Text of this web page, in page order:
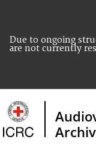
Due to ongoing
are not currently